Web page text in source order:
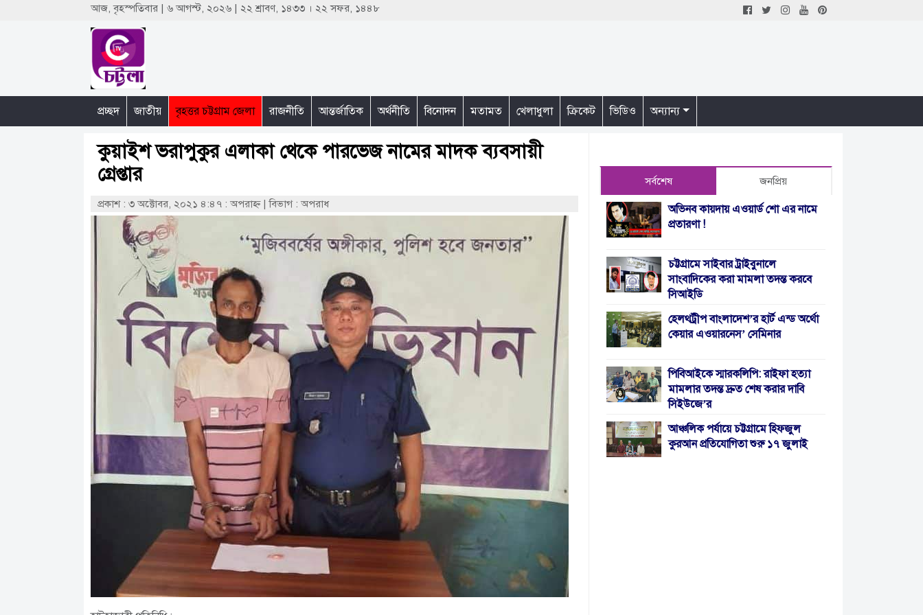
আজ, বৃহস্পতিবার | ৬ আগস্ট, ২০২৬ | ২২ শ্রাবণ, ১৪৩৩ । ২২ সফর, ১৪৪৮
প্রচ্ছদ জাতীয় বৃহত্তর চট্টগ্রাম জেলা রাজনীতি আন্তর্জাতিক অর্থনীতি বিনোদন মতামত খেলাধুলা ক্রিকেট ভিডিও অন্যান্য
কুয়াইশ ভরাপুকুর এলাকা থেকে পারভেজ নামের মাদক ব্যবসায়ী
গ্রেপ্তার
প্রকাশ : ৩ অক্টোবর, ২০২১ ৪:৪৭ : অপরাহ্ণ |বিভাগ : অপরাধ
সর্বশেষ জনপ্রিয়
অভিনব কায়দায় এওয়ার্ড শো এর নামে
প্রতারণা !
চট্টগ্রামে সাইবার ট্রাইবুনালে
সাংবাদিকের করা মামলা তদন্ত করবে
সিআইডি
হেলথট্রীপ বাংলাদেশ’র হার্ট এন্ড অর্থো
কেয়ার এওয়ারনেস’ সেমিনার
পিবিআইকে স্মারকলিপি: রাইফা হত্যা
মামলার তদন্ত দ্রুত শেষ করার দাবি
সিইউজে’র
আঞ্চলিক পর্যায়ে চট্টগ্রামে হিফজুল
কুরআন প্রতিযোগিতা শুরু ১৭ জুলাই